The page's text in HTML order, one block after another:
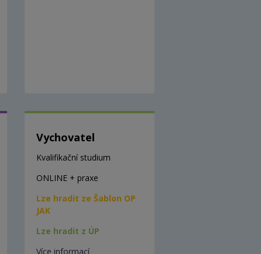
Vychovatel
Kvalifikační studium
ONLINE + praxe
Lze hradit ze Šablon OP
JAK
Lze hradit z ÚP
Více informací